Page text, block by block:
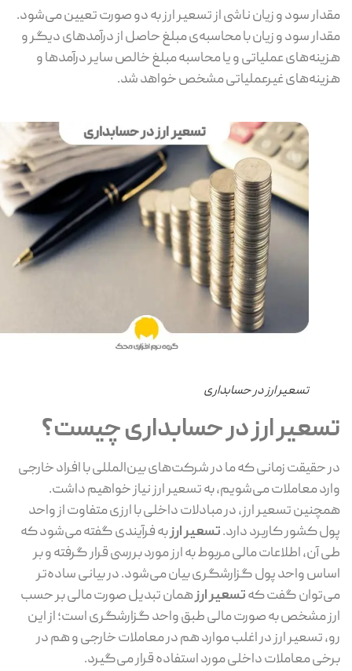
سود و زیان ناشی از تسعیر ارز به دو صورت تعیین می‌شود.
سود و زیان با محاسبه‌ی مبلغ حاصل از درآمد‌های دیگر و
عملیاتی و یا محاسبه مبلغ خالص سایر درآمد‌ها و
غیرعملیاتی مشخص خواهد شد.
تسعیر ارز در حسابداری
ارز در حسابداری چیست؟
حقیقت زمانی که ما در شرکت‌های بین‌المللی با افراد خارجی
معاملات می‌شویم، به تسعیر ارز نیاز خواهیم داشت.
تسعیر ارز، در مبادلات داخلی با ارزی متفاوت از واحد
کشور کاربرد دارد.تسعیر ارزبه فرآیندی گفته می‌شود که
آن، اطلاعات مالی مربوط به ارز مورد بررسی قرار گرفته و بر
واحد پول گزارشگری بیان می‌شود. در بیانی ساده‌تر
گفت کهتسعیر ارزهمان تبدیل صورت مالی بر حسب
مشخص به صورت مالی طبق واحد گزارشگری است؛ از این
تسعیر ارز در اغلب موارد هم در معاملات خارجی و هم در
معاملات داخلی مورد استفاده قرار می‌گیرد.